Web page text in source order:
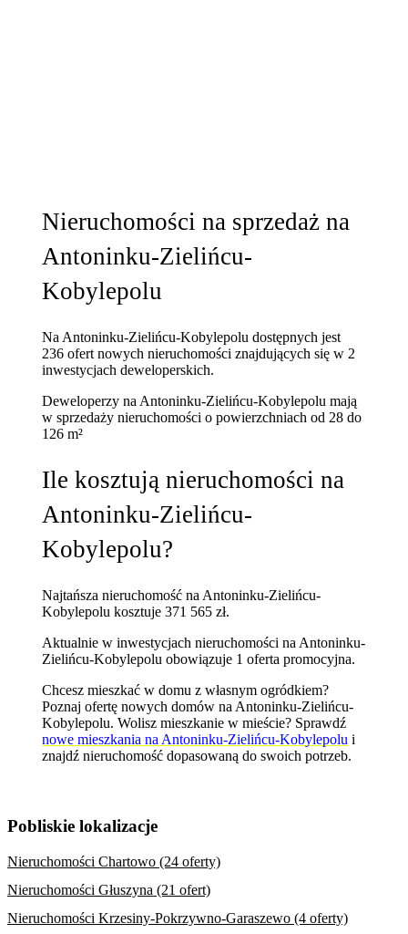
Nieruchomości na sprzedaż na
Antoninku-Zielińcu-
Kobylepolu
Na Antoninku-Zielińcu-Kobylepolu dostępnych jest
236 ofert nowych nieruchomości znajdujących się w 2
inwestycjach deweloperskich.
Deweloperzy na Antoninku-Zielińcu-Kobylepolu mają
w sprzedaży nieruchomościo powierzchniach od 28 do
126 m²
Ile kosztują nieruchomości na
Antoninku-Zielińcu-
Kobylepolu?
Najtańsza nieruchomość na Antoninku-Zielińcu-
Kobylepolu kosztuje 371 565 zł.
Aktualnie w inwestycjach nieruchomości na Antoninku-
Zielińcu-Kobylepolu obowiązuje 1 oferta promocyjna.
Chcesz mieszkać w domu z własnym ogródkiem?
Poznajofertę nowych domów na Antoninku-Zielińcu-
Kobylepolu. Wolisz mieszkanie w mieście? Sprawdź
nowe mieszkania na Antoninku-Zielińcu-Kobylepolu i
znajdź nieruchomość dopasowaną do swoich potrzeb.
Pobliskie lokalizacje
Nieruchomości Chartowo (24 oferty)
Nieruchomości Głuszyna (21 ofert)
Nieruchomości Krzesiny-Pokrzywno-Garaszewo (4 oferty)